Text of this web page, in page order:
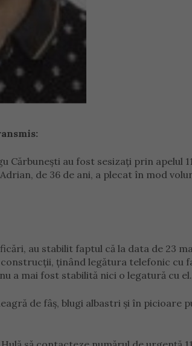
Cărbunești au fost sesizați prin apelul
de 36 de ani, a plecat în mod
au stabilit faptul că la data de 23
ținând legătura telefonic cu
a mai fost stabilită nici o legatură cu el.
de fâș, blugi albastri și în picioare